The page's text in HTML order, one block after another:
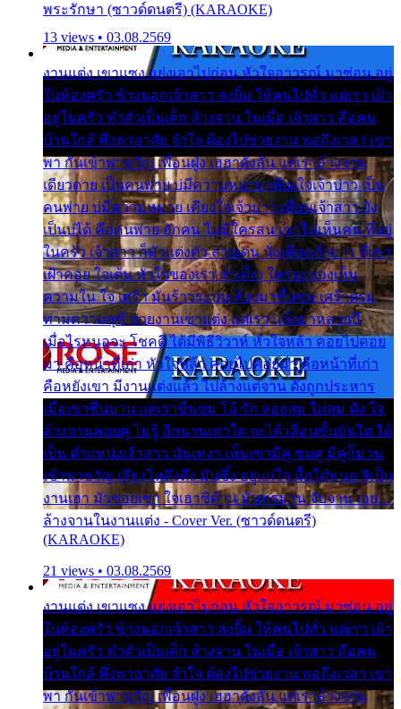
พระรักษา (ซาวด์ดนตรี) (KARAOKE)
13 views • 03.08.2569
งานแต่ง เขาแซง แย่งเอาไปก่อน หัวใจอาวรณ์ มาซ่อน อยู่
ในห้องครัว ข้างนอกเจ้าสาว ส่งยิ้ม ให้คนไปทั่ว แต่เรา เฝ้า
อยู่ในครัว ทำตัวเป็นเด็ก ล้างจาน ในเมื่อ เจ้าสาว คือคน
บ้านใกล้ พึ่งพาอาศัย จำใจ ต้องไปช่วยงาน พอถึงเวลา เขา
พา กันเข้าพาขวัญ เพื่อนฝูง เฮฮาดังลั่น แต่เราล้างจาน
เดียวดาย เป็นคนพ่าย บ่มีความหมาย เคียงใจเจ้าบ่าว เป็น
คนพ่าย บ่มีความหมาย เคียงใจเจ้าบ่าว เพื่อนเจ้าสาว ยัง
เป็นบ่ได้ คือคนพ่าย ฮักคน ไม่มีใครสน เขาไม่เห็นคน ที่อยู่
ในครัว เจ้าสาว ก็มัวแต่งตัว สวยเด่น นั่งเคียงเจ้าบ่าว ที่เขา
เฝ้าคอย ใจเต้น หัวใจของเรา ลำเค็ญ ใครจะมองเห็น
ความใน ใจ เศร้า มันร้าวระบม ต้องมาขื่นขม เศร้าตรม
ท่ามความสุขี ช่วยงานเขาแต่ง แต่เรา แล้งมาหลายปี
เมื่อไรหนอจะ โชคดี ได้มีพิธีวิวาห์ หัวใจหล้า คอยไปคอย
มา คือหน้าที่เก่า หัวใจหล้า คอยไปคอยมา คือหน้าที่เก่า
คือหยังเขา มีงานแต่งแล้ว ไปล้างแต่จาน ดั่งถูกประหาร
เมื่อเขาชื่นบาน แต่เราขื่นขม โอ้ รัก ลอยลม ไม่สม ดัง ใจ
ล้างจานคอยคู่ ไม่รู้ อีกนานเท่าใด จะได้ เลื่อนขั้นบันได ได้
เป็น ตำแหน่งเจ้าสาว มันเหงา เห็นเขามีคู่ ซมดู มีคู่ก็ม่วน
เข้าพาขวัญ เสียงโห่ตึงตึง มันซึ้ง อยู่แก่ใจ มื้อใด๋หนอ สิเป็น
งานเฮา มัวซอยเขา ใจเฮาซิด้าน มันทรมาน จับจาน เอย…
ล้างจานในงานแต่ง - Cover Ver. (ซาวด์ดนตรี)
(KARAOKE)
21 views • 03.08.2569
งานแต่ง เขาแซง แย่งเอาไปก่อน หัวใจอาวรณ์ มาซ่อน อยู่
ในห้องครัว ข้างนอกเจ้าสาว ส่งยิ้ม ให้คนไปทั่ว แต่เรา เฝ้า
อยู่ในครัว ทำตัวเป็นเด็ก ล้างจาน ในเมื่อ เจ้าสาว คือคน
บ้านใกล้ พึ่งพาอาศัย จำใจ ต้องไปช่วยงาน พอถึงเวลา เขา
พา กันเข้าพาขวัญ เพื่อนฝูง เฮฮาดังลั่น แต่เราล้างจาน